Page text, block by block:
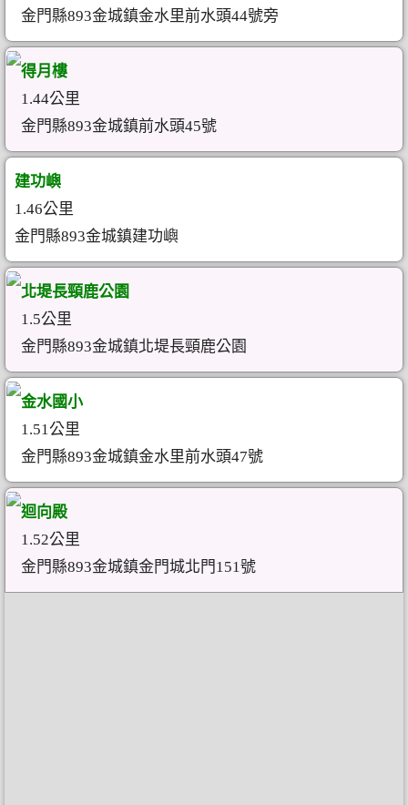
金門縣893金城鎮金水里前水頭44號旁
得月樓
1.44公里
金門縣893金城鎮前水頭45號
建功嶼
1.46公里
金門縣893金城鎮建功嶼
北堤長頸鹿公園
1.5公里
金門縣893金城鎮北堤長頸鹿公園
金水國小
1.51公里
金門縣893金城鎮金水里前水頭47號
迴向殿
1.52公里
金門縣893金城鎮金門城北門151號